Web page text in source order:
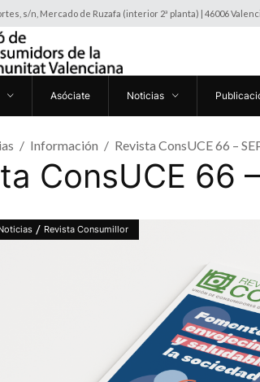
s/n, Mercado de Ruzafa (interior 2ª planta) | 46006
Asóciate Noticias
Información Revista ConsUCE 66 –
ConsUCE 66
/ Revista Consumillor